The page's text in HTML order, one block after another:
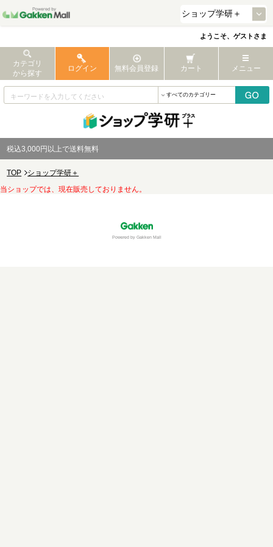
ようこそ、ゲストさま
カテゴリ
から探す
ログイン 無料会員登録 カート メニュー
税込3,000円以上で送料無料
TOP
ショップ学研＋
当ショップでは、現在販売しておりません。
Powered by Gakken Mall